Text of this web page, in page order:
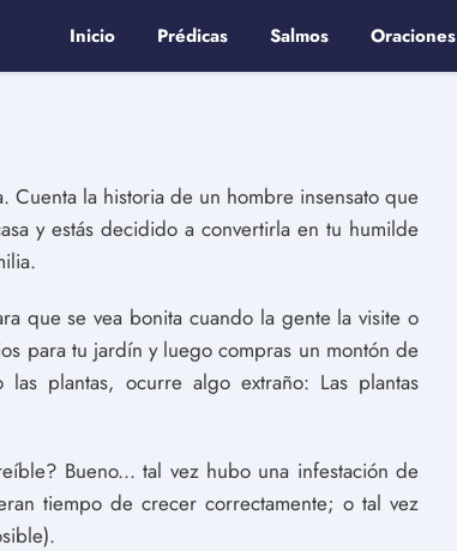
Inicio Prédicas Salmos Oraciones
Cuenta la historia de un hombre insensato que
y estás decidido a convertirla en tu humilde
que se vea bonita cuando la gente la visite o
para tu jardín y luego compras un montón de
plantas, ocurre algo extraño: Las plantas
Bueno... tal vez hubo una infestación de
tiempo de crecer correctamente; o tal vez